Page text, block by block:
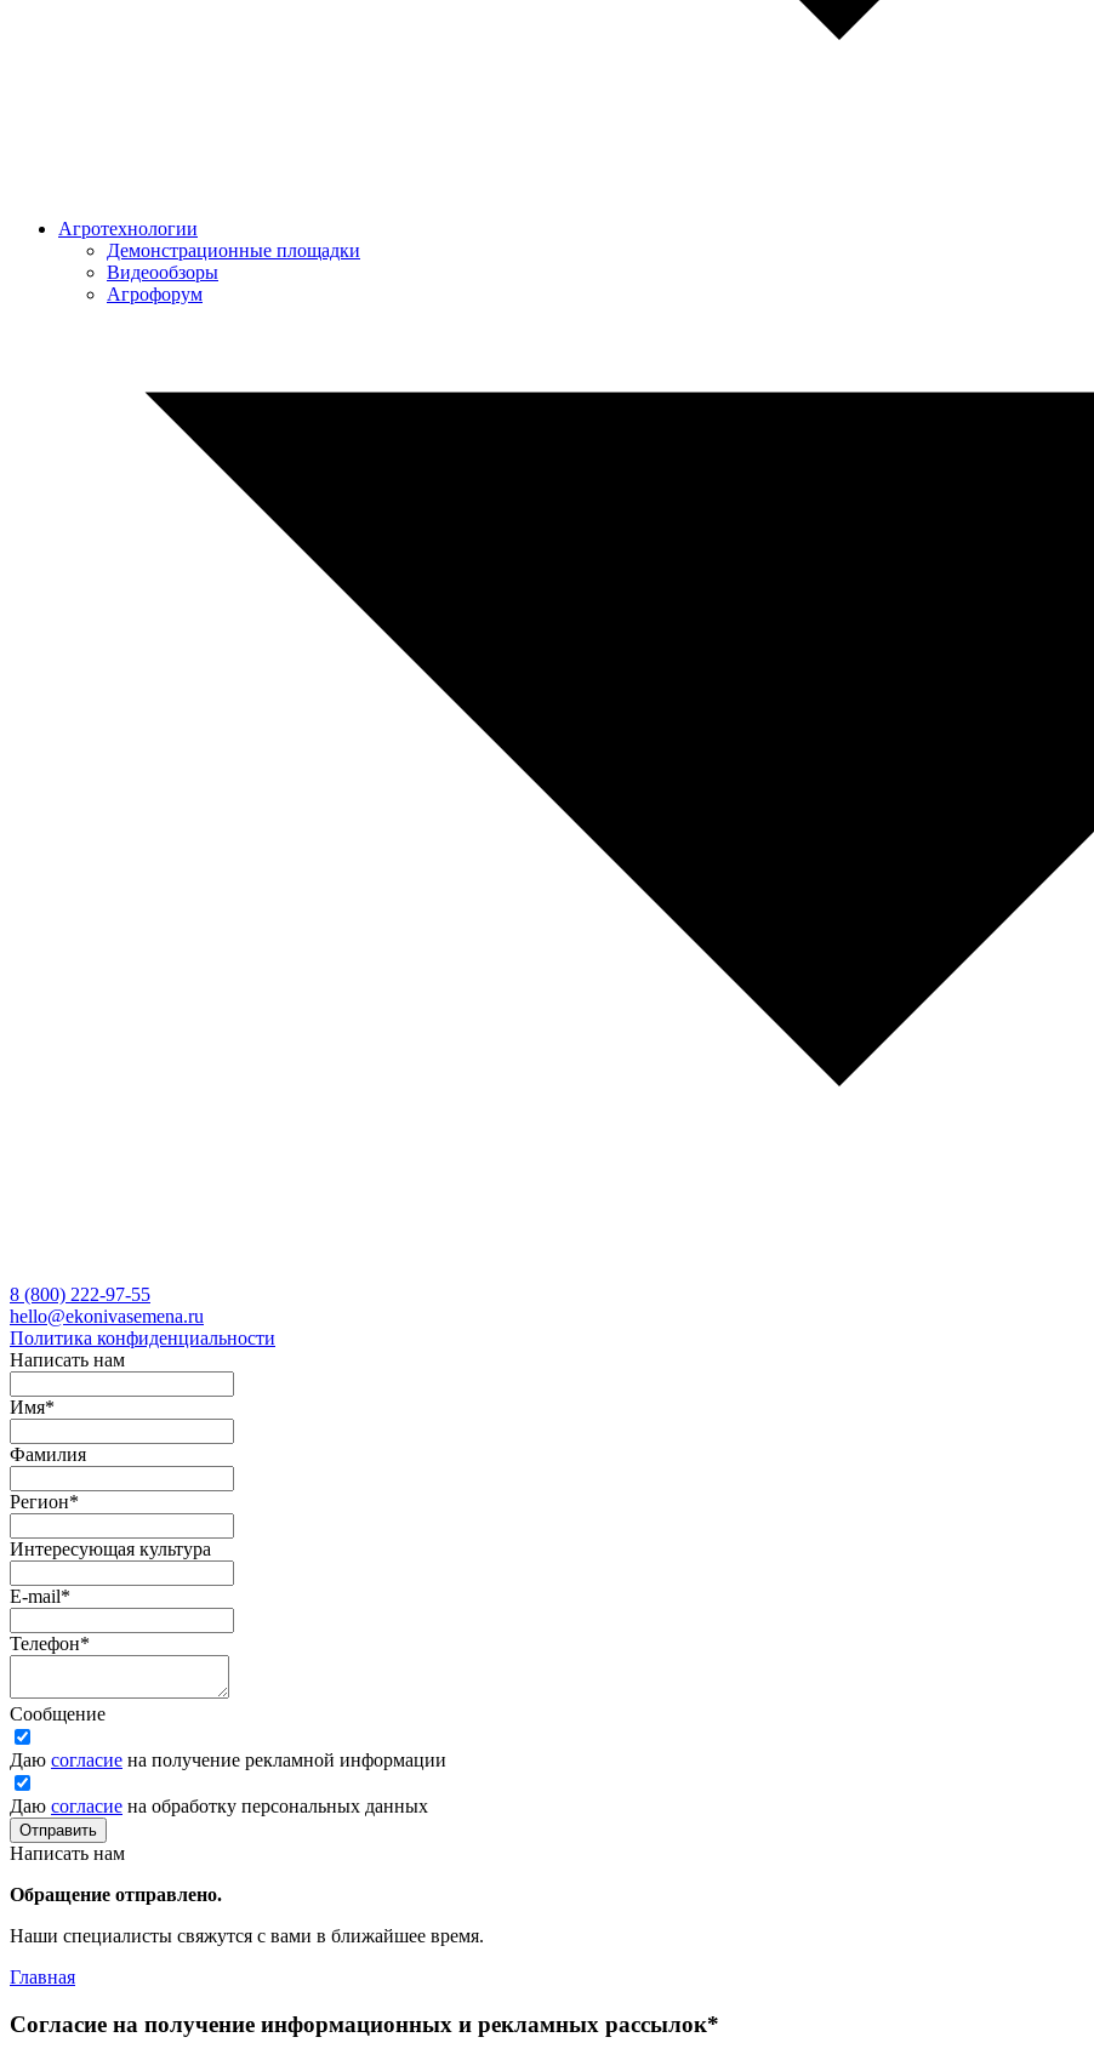
Агротехнологии
Демонстрационные площадки
Видеообзоры
Агрофорум
8 (800) 222-97-55
hello@ekonivasemena.ru
Политика конфиденциальности
Написать нам
Имя*
Фамилия
Регион*
Интересующая культура
E-mail*
Телефон*
Сообщение
Даю согласие на получение рекламной информации
Даю согласие на обработку персональных данных
Отправить
Написать нам
Обращение отправлено.
Наши специалисты свяжутся с вами в ближайшее время.
Главная
Согласие на получение информационных и рекламных рассылок*